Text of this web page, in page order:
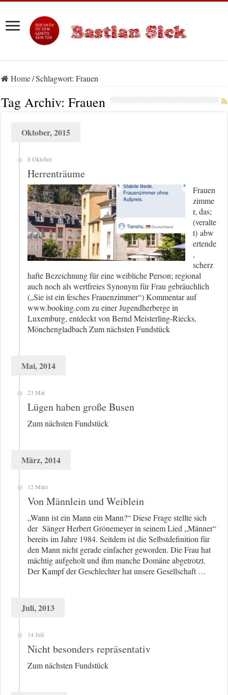
Home/Schlagwort:Frauen
Tag Archiv:Frauen
Oktober, 2015
8 Oktober
Herrenträume
Frauen
zimme
r, das;
(veralte
t) abw
ertende
,
scherz
hafte Bezeichnung für eine weibliche Person; regional
auch noch als wertfreies Synonym für Frau gebräuchlich
(„Sie ist ein fesches Frauenzimmer“) Kommentar auf
www.booking.com zu einer Jugendherberge in
Luxemburg, entdeckt von Bernd Meisterling-Riecks,
Mönchengladbach Zum nächsten Fundstück
Mai, 2014
23 Mai
Lügen haben große Busen
Zum nächsten Fundstück
März, 2014
12 März
Von Männlein und Weiblein
„Wann ist ein Mann ein Mann?“ Diese Frage stellte sich
der Sänger Herbert Grönemeyer in seinem Lied „Männer“
bereits im Jahre 1984. Seitdem ist die Selbstdefinition für
den Mann nicht gerade einfacher geworden. Die Frau hat
mächtig aufgeholt und ihm manche Domäne abgetrotzt.
Der Kampf der Geschlechter hat unsere Gesellschaft …
Juli, 2013
14 Juli
Nicht besonders repräsentativ
Zum nächsten Fundstück